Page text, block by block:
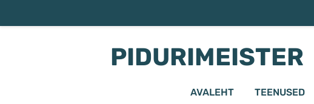
PIDURIMEISTER
AVALEHT TEENUSED